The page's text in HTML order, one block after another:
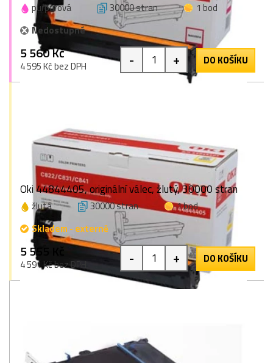
purpurová 30000 stran
1 bod
Nedostupné
5 560 Kč
4 595 Kč bez DPH - + DO KOŠÍKU
Oki 44844405, originální válec, žlutý, 30000 stran
žlutá 30000 stran
1 bod
Skladem - externě
5 555 Kč
4 591 Kč bez DPH - + DO KOŠÍKU